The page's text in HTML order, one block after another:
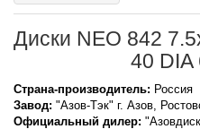
Диски NEO 842
40 DIA
Страна-производитель: Россия
Завод: "Азов-Тэк" г. Азов,
Официальный дилер: